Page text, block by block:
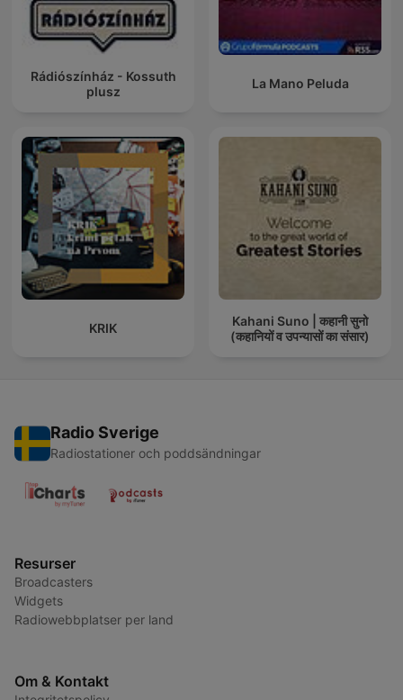
Rádiószínház - Kossuth
plusz
La Mano Peluda
KRIK
Kahani Suno | कहानी सुनो
(कहानियों व उपन्यासों का संसार)
Radio Sverige
Radiostationer och poddsändningar
Resurser
Broadcasters
Widgets
Radiowebbplatser per land
Om & Kontakt